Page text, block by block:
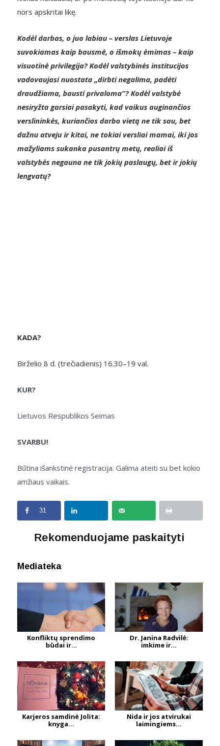
nors apskritai likę.
Kodėl darbas, o juo labiau – verslas Lietuvoje
suvokiamas kaip bausmė, o išmokų ėmimas – kaip
visuotinė privilegija? Kodėl valstybinės institucijos
vadovaujasi nuostata „dirbti negalima, padėti
draudžiama, bausti privaloma”? Kodėl valstybė
nesiryžta garsiai pasakyti, kad vaikus auginančios
verslininkės, kuriančios darbo vietą ne tik sau, bet
dažnu atveju ir kitai, ne tokiai versliai mamai, iki jos
mažyliams sukanka pusantrų metų, realiai iš
valstybės negauna ne tik jokių paslaugų, bet ir jokių
lengvatų?
KADA?
Birželio 8 d. (trečiadienis) 16.30–19 val.
KUR?
Lietuvos Respublikos Seimas
SVARBU!
Būtina išankstinė registracija. Galima ateiti su bet kokio
amžiaus vaikais.
31
Rekomenduojame paskaityti
Mediateka
Konfliktų sprendimo
būdai ir...
Dr. Janina Radvilė:
imkime ir...
Karjeros samdinė Jolita:
knyga...
Nida ir jos atvirukai
laimingiems...